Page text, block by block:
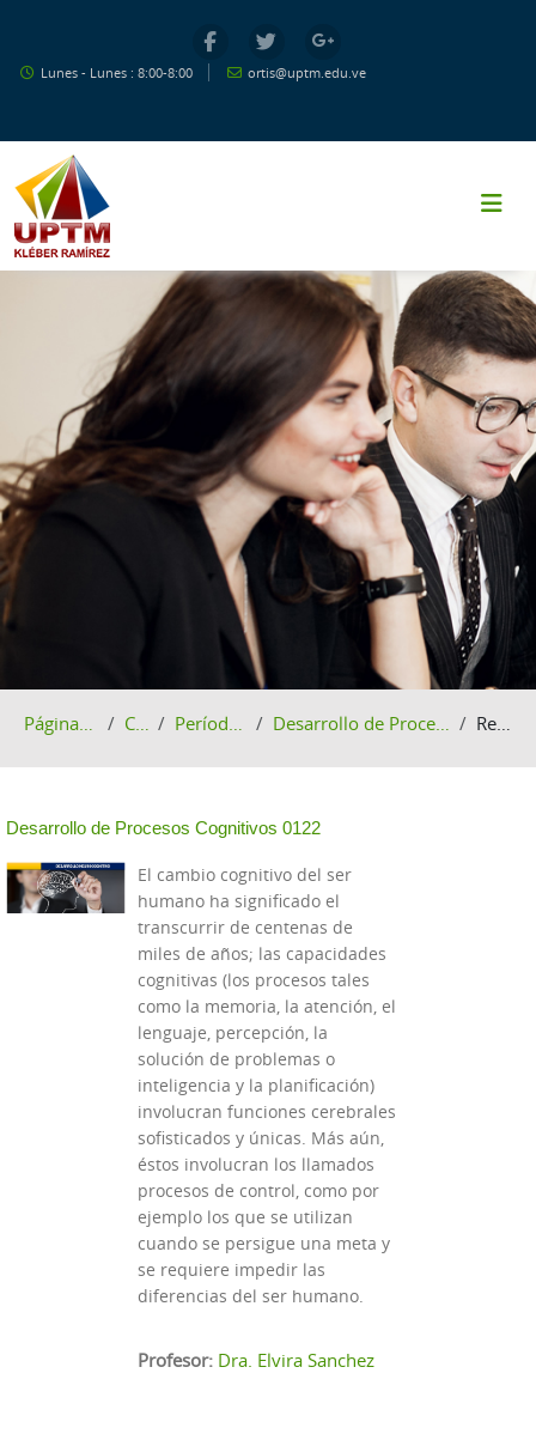
Lunes - Lunes : 8:00-8:00 ortis@uptm.edu.ve
Página Principal Cursos Período 01-2022 Desarrollo de Procesos Cognitivos 0122 Resumen
Desarrollo de Procesos Cognitivos 0122
El cambio cognitivo del ser
humano ha significado el
transcurrir de centenas de
miles de años; las capacidades
cognitivas (los procesos tales
como la memoria, la atención, el
lenguaje, percepción, la
solución de problemas o
inteligencia y la planificación)
involucran funciones cerebrales
sofisticados y únicas. Más aún,
éstos involucran los llamados
procesos de control, como por
ejemplo los que se utilizan
cuando se persigue una meta y
se requiere impedir las
diferencias del ser humano.
Profesor: Dra. Elvira Sanchez